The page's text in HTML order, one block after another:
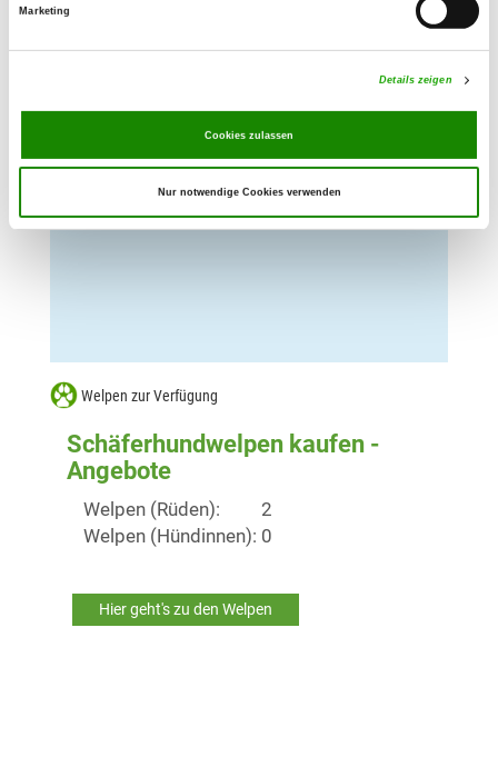
Marketing
Details zeigen
Cookies zulassen
Nur notwendige Cookies verwenden
Bundesfährtenhundsieger.
" vom Fuchsgraben2000", der nun
international geschützt ist.
Welpen zur Verfügung
Schäferhundwelpen kaufen -
Angebote
Welpen (Rüden):
2
Welpen (Hündinnen): 0
Hier geht's zu den Welpen